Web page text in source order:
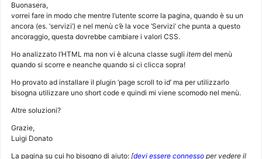
Buonasera,
vorrei fare in modo che mentre l’utente scorre la pagina, quando è su un
ancora (es. ‘servizi’) e nel menù c’è la voce ‘Servizi’ che punta a questo
ancoraggio, questa dovrebbe cambiare i valori CSS.
Ho analizzato l’HTML ma non vi è alcuna classe sugli item del menù
quando si scorre e neanche quando si ci clicca sopra!
Ho provato ad installare il plugin ‘page scroll to id’ ma per utilizzarlo
bisogna utilizzare uno short code e quindi mi viene scomodo nel menù.
Altre soluzioni?
Grazie,
Luigi Donato
La pagina su cui ho bisogno di aiuto: [devi essere connesso per vedere il